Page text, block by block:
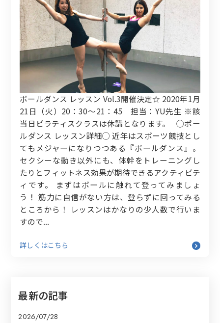
ポールダンス レッスン Vol.3開催決定☆ 2020年1月
21日（火）20：30～21：45 担当：YU先生 ※該
当日ピラティスクラスは休講となります。 ◯ポー
ルダンス レッスン詳細◯ 近年はスポーツ競技とし
てもメジャーになりつつある『ポールダンス』。
セクシーな動き以外にも、体幹をトレーニングし
たりとフィットネス効果が期待できるアクティビテ
ィです。 まずはポールに触れて登ってみましょ
う！ 筋力に自信がない方は、登らずに回ってみる
ところから！ レッスンはかなりの少人数で行いま
すので...
詳しくはこちら
最新の記事
2026/07/28